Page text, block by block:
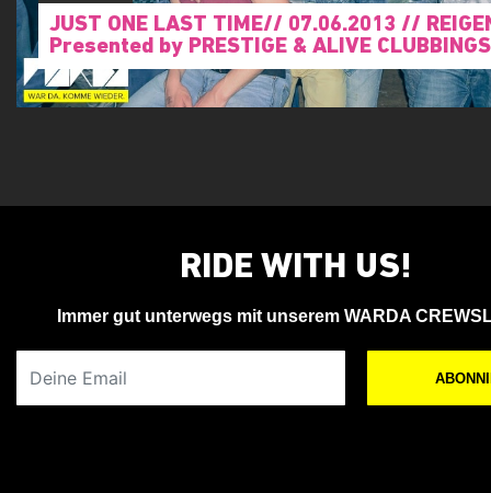
JUST ONE LAST TIME// 07.06.2013 //
Presented by PRESTIGE & ALIVE CLUBBINGS
RIDE WITH US!
Immer gut unterwegs mit unserem WARDA